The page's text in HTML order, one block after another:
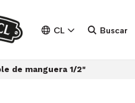
CL Buscar
de manguera 1/2"